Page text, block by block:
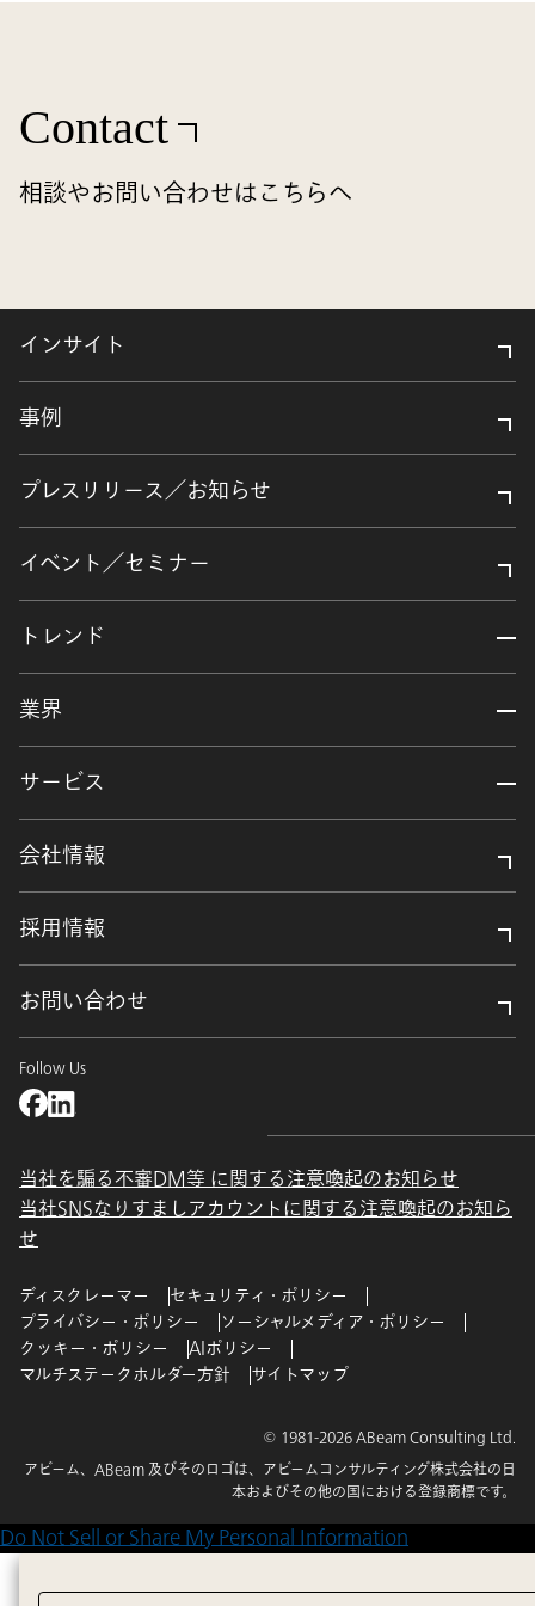
Contact
相談やお問い合わせはこちらへ
インサイト
事例
プレスリリース／お知らせ
イベント／セミナー
トレンド
業界
サービス
会社情報
採用情報
お問い合わせ
Follow Us
当社を騙る不審DM等 に関する注意喚起のお知らせ
当社SNSなりすましアカウントに関する注意喚起のお知ら
せ
ディスクレーマー
セキュリティ・ポリシー
プライバシー・ポリシー
ソーシャルメディア・ポリシー
クッキー・ポリシー
AIポリシー
マルチステークホルダー方針
サイトマップ
© 1981-2026 ABeam Consulting Ltd.
アビーム、ABeam 及びそのロゴは、アビームコンサルティング株式会社の日
本およびその他の国における登録商標です。
Do Not Sell or Share My Personal Information